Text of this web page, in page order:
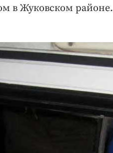
в Жуковском районе.